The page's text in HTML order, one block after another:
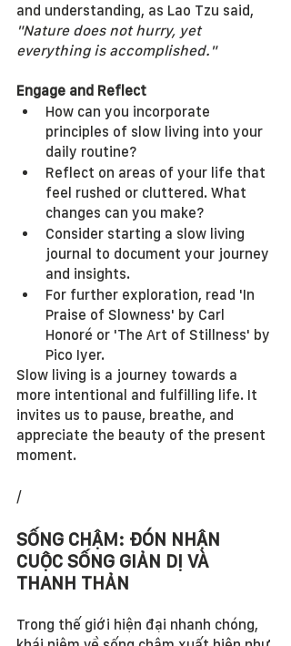
and understanding, as Lao Tzu said,
"Nature does not hurry, yet
everything is accomplished."
Engage and Reflect
How can you incorporate
principles of slow living into your
daily routine?
Reflect on areas of your life that
feel rushed or cluttered. What
changes can you make?
Consider starting a slow living
journal to document your journey
and insights.
For further exploration, read 'In
Praise of Slowness' by Carl
Honoré or 'The Art of Stillness' by
Pico Iyer.
Slow living is a journey towards a
more intentional and fulfilling life. It
invites us to pause, breathe, and
appreciate the beauty of the present
moment.
/
SỐNG CHẬM: ĐÓN NHẬN
CUỘC SỐNG GIẢN DỊ VÀ
THANH THẢN
Trong thế giới hiện đại nhanh chóng,